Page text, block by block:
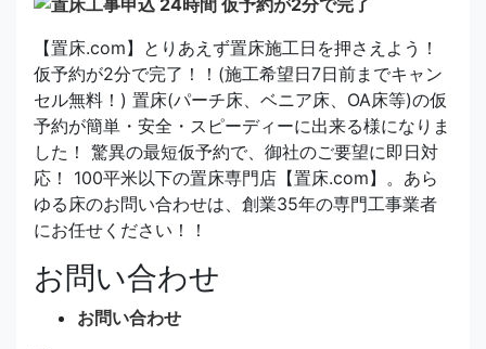
【置床.com】とりあえず置床施工日を押さえよう！
仮予約が2分で完了！！(施工希望日7日前までキャン
セル無料！) 置床(パーチ床、ベニア床、OA床等)の仮
予約が簡単・安全・スピーディーに出来る様になりま
した！ 驚異の最短仮予約で、御社のご要望に即日対
応！ 100平米以下の置床専門店【置床.com】。あら
ゆる床のお問い合わせは、創業35年の専門工事業者
にお任せください！！
お問い合わせ
お問い合わせ